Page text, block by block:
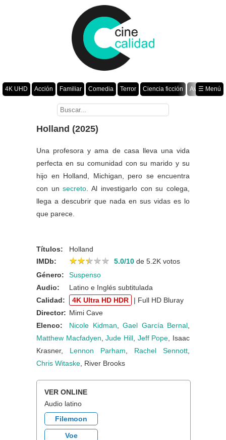
4K UHD Acción Familiar Comedia Terror Ciencia ficción
Aventura
Romance Fantasía Drama Animación Crimen
☰ Menú
Holland (2025)
Una profesora y ama de casa lleva una vida
perfecta en su comunidad con su marido y su
hijo en Holland, Michigan, pero se encuentra
con unsecreto . Al investigarlo con su colega,
llega a descubrir que nada en sus vidas es lo
que parece.
Títulos:
Holland
IMDb:
★★★★★
★★★★★ 5.0/10 de 5.2K votos
Género:
Suspenso
Audio:
Latino e Inglés subtitulada
Calidad:
4K Ultra HD HDR
| Full HD Bluray
Director: Mimi Cave
Elenco:
Nicole Kidman Gael García Bernal
Matthew Macfadyen ,Jude Hill Jeff Pope , Isaac
Krasner, Lennon Parham Rachel Sennott
Chris Witaske , River Brooks
VER ONLINE
Audio latino
Filemoon
Voe